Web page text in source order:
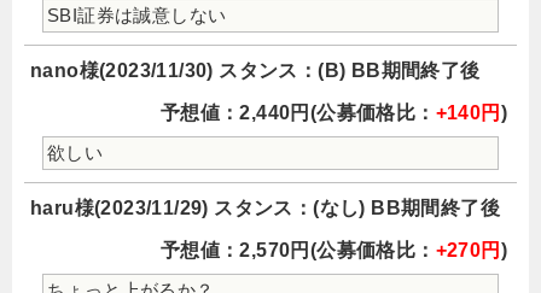
SBI証券は誠意しない
nano様(2023/11/30) スタンス：(B) BB期間終了後
予想値：2,440円(公募価格比： +140円 )
欲しい
haru様(2023/11/29) スタンス：(なし) BB期間終了後
予想値：2,570円(公募価格比： +270円 )